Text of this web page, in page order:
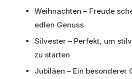
Weihnachten – Freude
edlen Genuss
Silvester – Perfekt, um
zu starten
Jubiläen – Ein besonderer